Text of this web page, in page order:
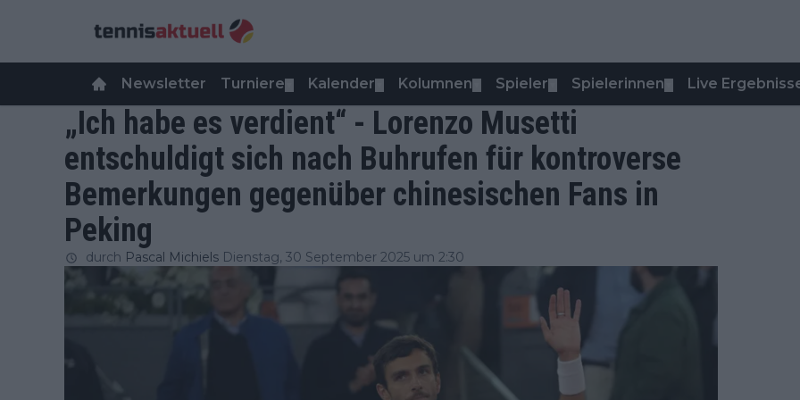
Newsletter Turniere Kalender Kolumnen Spieler Spielerinnen Live
„Ich habe es verdient“ - Lorenzo Musetti
entschuldigt sich nach Buhrufen für kontroverse
Bemerkungen gegenüber chinesischen Fans in
Peking
durch Pascal Michiels Dienstag, 30 September 2025 um 2:30